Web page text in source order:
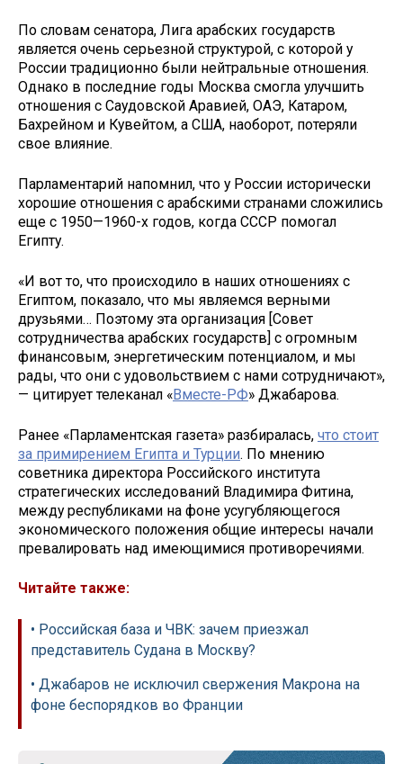
По словам сенатора, Лига арабских государств
является очень серьезной структурой, с которой у
России традиционно были нейтральные отношения.
Однако в последние годы Москва смогла улучшить
отношения с Саудовской Аравией, ОАЭ, Катаром,
Бахрейном и Кувейтом, а США, наоборот, потеряли
свое влияние.
Парламентарий напомнил, что у России исторически
хорошие отношения с арабскими странами сложились
еще с 1950—1960-х годов, когда СССР помогал
Египту.
«И вот то, что происходило в наших отношениях с
Египтом, показало, что мы являемся верными
друзьями… Поэтому эта организация [Совет
сотрудничества арабских государств] с огромным
финансовым, энергетическим потенциалом, и мы
рады, что они с удовольствием с нами сотрудничают»,
— цитирует телеканал «Вместе-РФ» Джабарова.
Ранее «Парламентская газета» разбиралась, что стоит
за примирением Египта и Турции. По мнению
советника директора Российского института
стратегических исследований Владимира Фитина,
между республиками на фоне усугубляющегося
экономического положения общие интересы начали
превалировать над имеющимися противоречиями.
Читайте также:
• Российская база и ЧВК: зачем приезжал
представитель Судана в Москву?
• Джабаров не исключил свержения Макрона на
фоне беспорядков во Франции